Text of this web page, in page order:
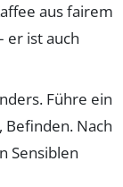
aus fairem
er ist auch
Führe ein
Befinden. Nach
Sensiblen